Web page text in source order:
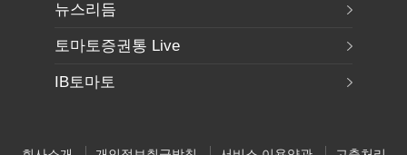
뉴스리듬
토마토증권통 Live
IB토마토